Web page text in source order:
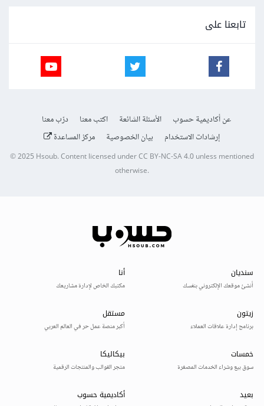
تابعنا على
عن أكاديمية حسوب الأسئلة الشائعة اكتب معنا
درّب معنا
إرشادات الاستخدام
بيان الخصوصية مركز المساعدة
© 2025Hsoub.Content licensed underCC BY-NC-SA 4.0unless mentioned
otherwise.